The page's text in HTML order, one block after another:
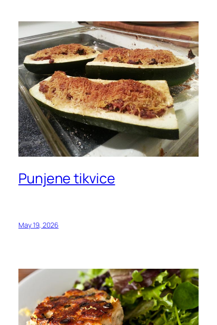
Punjene tikvice
May 19, 2026